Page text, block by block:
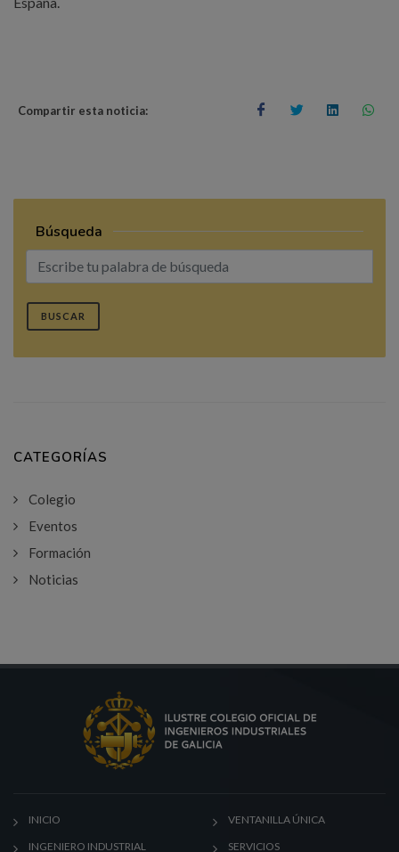
Compartir esta noticia:
Búsqueda
BUSCAR
CATEGORÍAS
Colegio
Eventos
Formación
Noticias
INICIO
INGENIERO INDUSTRIAL
VENTANILLA ÚNICA
SERVICIOS